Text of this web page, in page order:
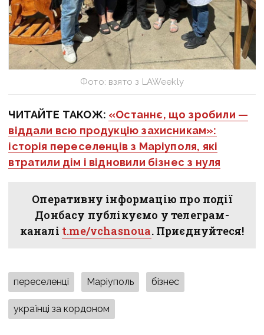
Фото: взято з LAWeekly
ЧИТАЙТЕ ТАКОЖ: «Останнє, що зробили —
віддали всю продукцію захисникам»:
історія переселенців з Маріуполя, які
втратили дім і відновили бізнес з нуля
Оперативну інформацію про події
Донбасу публікуємо у телеграм-
каналі t.me/vchasnoua. Приєднуйтеся!
переселенці Маріуполь бізнес
українці за кордоном